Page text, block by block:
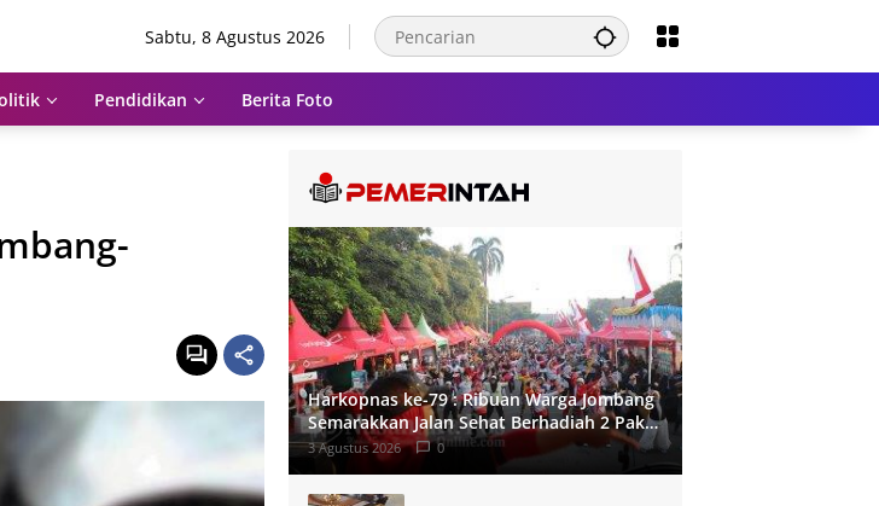
Sabtu, 8 Agustus 2026
Pendidikan Berita Foto
Harkopnas ke-79 : Ribuan Warga Jombang
Semarakkan Jalan Sehat Berhadiah 2 Paket
Umroh
3 Agustus 2026 0